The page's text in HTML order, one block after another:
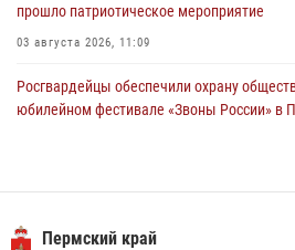
прошло патриотическое мероприятие
03 августа 2026, 11:09
Росгвардейцы обеспечили охрану
юбилейном фестивале «Звоны России» в
ветеринарно-санитарной службы с
Пермский край